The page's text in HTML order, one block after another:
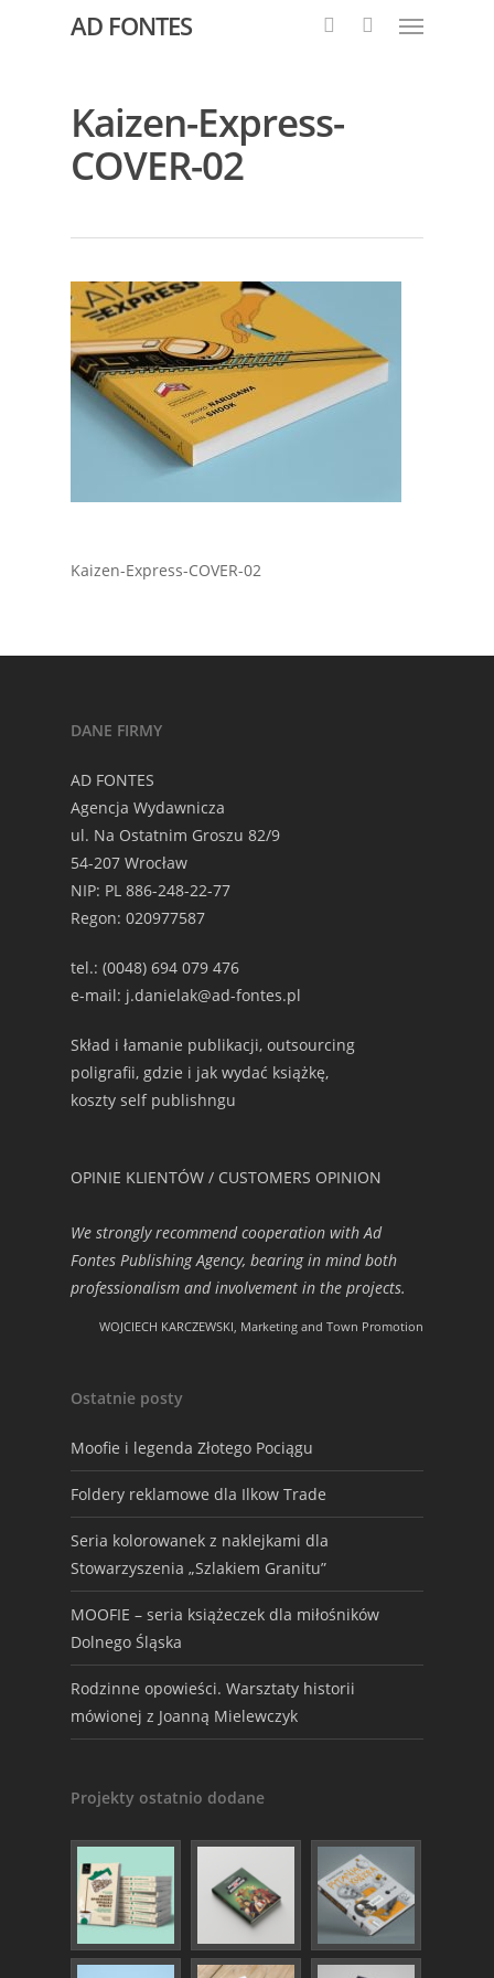
AD FONTES
Kaizen-Express-
COVER-02
Kaizen-Express-COVER-02
DANE FIRMY
AD FONTES
Agencja Wydawnicza
ul. Na Ostatnim Groszu 82/9
54-207 Wrocław
NIP: PL 886-248-22-77
Regon: 020977587
tel.: (0048) 694 079 476
e-mail: j.danielak@ad-fontes.pl
Skład i łamanie publikacji, outsourcing
poligrafii, gdzie i jak wydać książkę,
koszty self publishngu
OPINIE KLIENTÓW / CUSTOMERS OPINION
We strongly recommend cooperation with Ad
Fontes Publishing Agency, bearing in mind both
professionalism and involvement in the projects.
WOJCIECH KARCZEWSKI, Marketing and Town Promotion
Ostatnie posty
Moofie i legenda Złotego Pociągu
Foldery reklamowe dla Ilkow Trade
Seria kolorowanek z naklejkami dla
Stowarzyszenia „Szlakiem Granitu”
MOOFIE – seria książeczek dla miłośników
Dolnego Śląska
Rodzinne opowieści. Warsztaty historii
mówionej z Joanną Mielewczyk
Projekty ostatnio dodane